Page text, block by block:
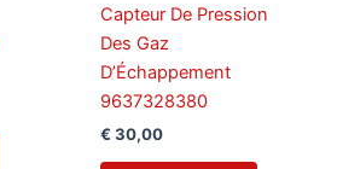
Capteur De Pression
Des Gaz
D’Échappement
9637328380
€ 30,00